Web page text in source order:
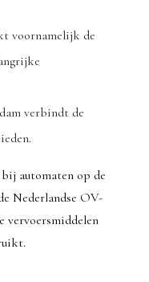
voornamelijk de
verbindt de
automaten op de
Nederlandse OV-
vervoersmiddelen